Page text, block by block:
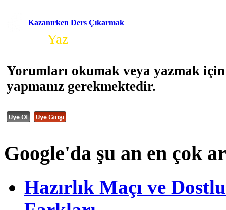
Kazanırken Ders Çıkarmak
Yaz
Yorumları okumak veya yazmak
yapmanız gerekmektedir.
Google'da şu an en çok
Hazırlık Maçı ve